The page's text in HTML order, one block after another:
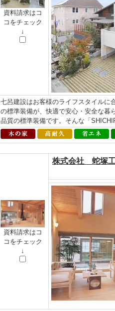
資料請求はコ
コをチェック
↓
七呂建設はお客様のライフスタイルに
の標準装備が、快適で安心・安全な暮
品質の標準装備です。そんな「
資料請求はコ
コをチェック
↓
株式会社 蛇塚